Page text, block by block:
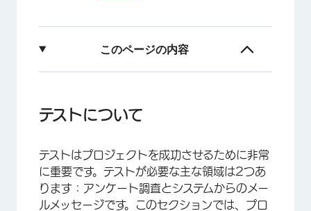
このページの内容
オプション 1: アンケートのプレビュー/テストメ
オプション2：参加者として自分を加える
テストレポート
アンケート調査を開始する
テストについて
テストはプロジェクトを成功させるために非常
に重要です。テストが必要な主な領域は2つあ
ります：アンケート調査とシステムからのメー
ルメッセージです。このセクションでは、プロ